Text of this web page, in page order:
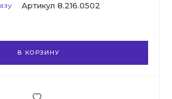
Артикул 8.216.0502
В КОРЗИНУ